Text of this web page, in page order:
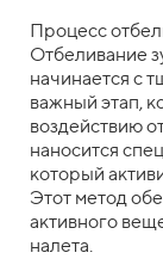
Процесс
Отбеливание
начинается с
важный этап,
воздействию
наносится
который
Этот метод
активного
налета.